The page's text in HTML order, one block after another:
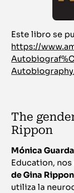
Este libro se
https://
The
Rippon
Mónica
Education,
de Gina Rippon
utiliza la